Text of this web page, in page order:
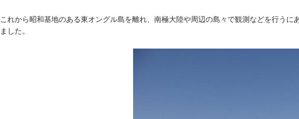
これから昭和基地のある東オングル島を離れ、南極大陸や周辺の島々で観測などを行う
ました。